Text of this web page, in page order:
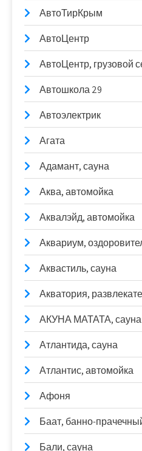
АвтоТирКрым
АвтоЦентр
АвтоЦентр, грузовой
Автошкола 29
Автоэлектрик
Агата
Адамант, сауна
Аква, автомойка
Аквалэйд, автомойка
Аквариум,
Аквастиль, сауна
Акватория,
АКУНА МАТАТА, сауна
Атлантида, сауна
Атлантис, автомойка
Афоня
Баат, банно-
Бали, сауна